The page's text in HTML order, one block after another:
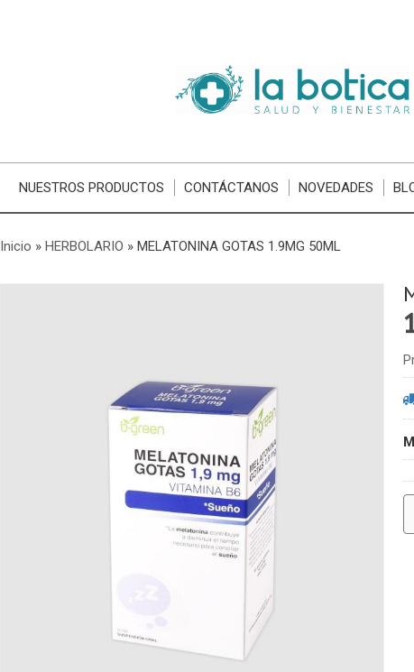
NUESTROS PRODUCTOS CONTÁCTANOS NOVEDADES
Inicio » HERBOLARIO » MELATONINA GOTAS 1.9MG 50ML